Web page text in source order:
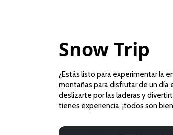
Snow Trip
¿Estás listo para experimentar la
montañas para disfrutar de un día
deslizarte por las laderas y
tienes experiencia, ¡todos son